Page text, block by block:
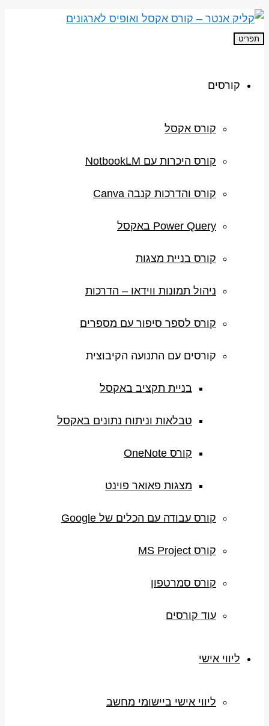
תפריט
קורסים
קורס אקסל
קורס היכרות עם NotbookLM
קורס והדרכות קנבה Canva
Power Query באקסל
קורס בניית מצגות
ניהול תמונות ווידאו – הדרכות
קורס לספר סיפור עם מספרים
קורסים עם התנועה הקיבוצית
בניית תקציב באקסל
טבלאות וניתוח נתונים באקסל
קורס OneNote
מצגות פאואר פוינט
קורס עבודה עם הכלים של Google
קורס MS Project
קורס סמרטפון
עוד קורסים
ליווי אישי
ליווי אישי ביישומי מחשב